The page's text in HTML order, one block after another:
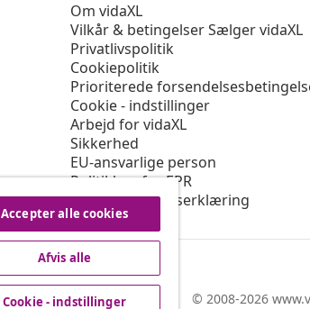
Om vidaXL
Vilkår & betingelser Sælger vidaXL
Privatlivspolitik
Cookiepolitik
Prioriterede
Cookie - indstillinger
Arbejd for vidaXL
Sikkerhed
EU-ansvarlige person
Politikken for EPR
Tilgængelighedserklæring
© 2008-2026
Accepter alle cookies
Afvis alle
Cookie - indstillinger